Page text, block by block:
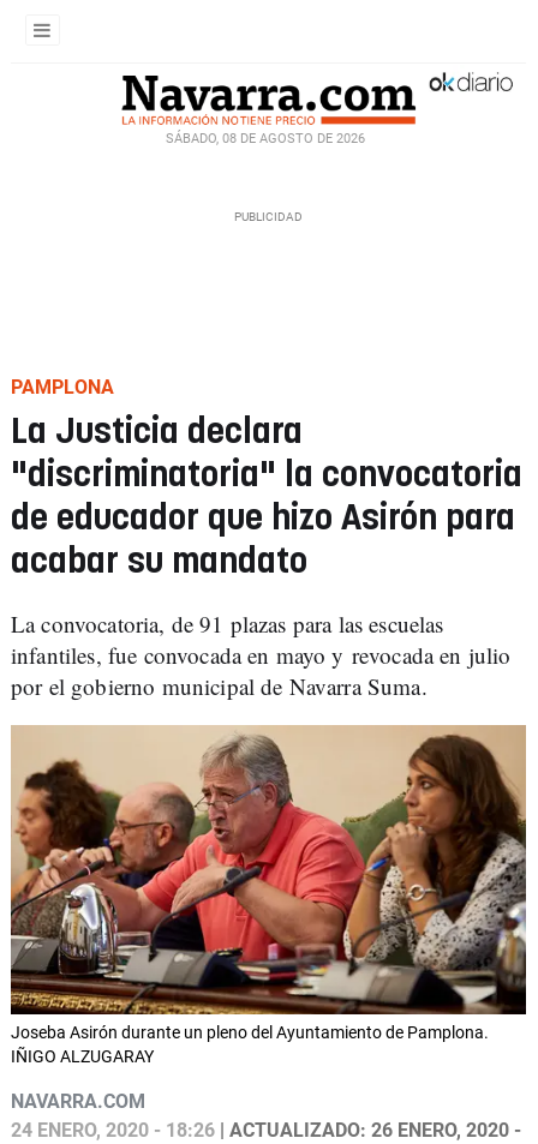
SÁBADO, 08 DE AGOSTO DE 2026
PAMPLONA
La Justicia declara
"discriminatoria" la convocatoria
de educador que hizo Asirón para
acabar su mandato
La convocatoria, de 91 plazas para las escuelas
infantiles, fue convocada en mayo y revocada en julio
por el gobierno municipal de Navarra Suma.
Joseba Asirón durante un pleno del Ayuntamiento de Pamplona.
IÑIGO ALZUGARAY
NAVARRA.COM
24 ENERO, 2020 - 18:26 | ACTUALIZADO: 26 ENERO, 2020 -